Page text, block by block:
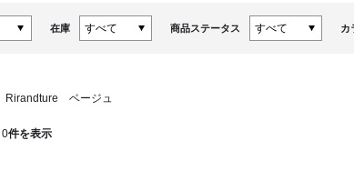
在庫 商品ステータス カ
Rirandture ベージュ
0件を表示